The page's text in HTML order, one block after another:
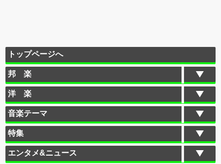
トップページへ
邦 楽
洋 楽
音楽テーマ
特集
エンタメ&ニュース